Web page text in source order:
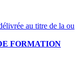
au titre de la ou
FORMATION